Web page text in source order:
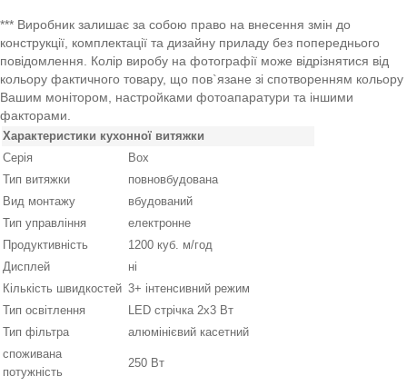
*** Виробник залишає за собою право на внесення змін до
конструкції, комплектації та дизайну приладу без попереднього
повідомлення. Колір виробу на фотографії може відрізнятися від
кольору фактичного товару, що пов`язане зі спотворенням кольору
Вашим монітором, настройками фотоапаратури та іншими
факторами.
Характеристики кухонної витяжки
Серія
Box
Тип витяжки
повновбудована
Вид монтажу
вбудований
Тип управління
електронне
Продуктивність
1200 куб. м/год
Дисплей
ні
Кількість швидкостей 3+ інтенсивний режим
Тип освітлення
LED стрічка 2х3 Вт
Тип фільтра
алюмінієвий касетний
споживана
потужність
250 Вт